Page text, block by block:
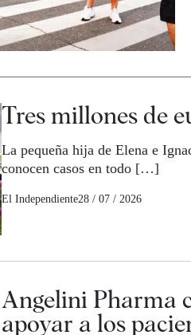
Tres millones de
La pequeña hija de Elena e
conocen casos en todo […]
El Independiente28 / 07 / 2026
Angelini Pharma
apoyar a los